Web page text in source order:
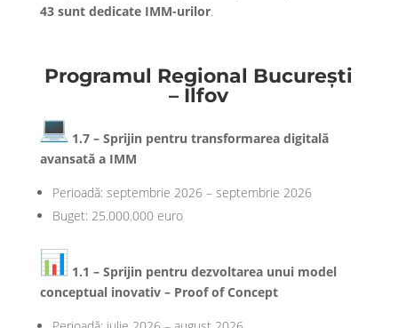
43 sunt dedicate IMM-urilor.
Programul Regional București
– Ilfov
1.7 – Sprijin pentru transformarea digitală
avansată a IMM
Perioadă: septembrie 2026 – septembrie 2026
Buget: 25.000.000 euro
1.1 – Sprijin pentru dezvoltarea unui model
conceptual inovativ – Proof of Concept